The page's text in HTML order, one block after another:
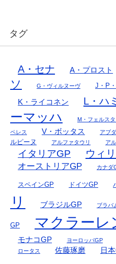
タグ
A・セナ A・プロスト
ソ
G・ヴィルヌーヴ J・P
K・ライコネン L・ハ
ーマッハ
M・フェルス
ペレス V・ボッタス アブ
ルピーヌ
アルファタウリ ア
イタリアGP ウィ
オーストリアGP カナダ
スペインGP ドイツGP
リ
ブラジルGP ブラバ
GP マクラーレ
モナコGP ヨーロッパGP
ロータス 佐藤琢磨 日